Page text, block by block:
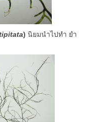
) นิยมนำไปทำ ยำ